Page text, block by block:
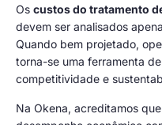
Os custos do tratamento
devem ser analisados
Quando bem projetado,
torna-se uma ferramenta
competitividade e
Na Okena, acreditamos